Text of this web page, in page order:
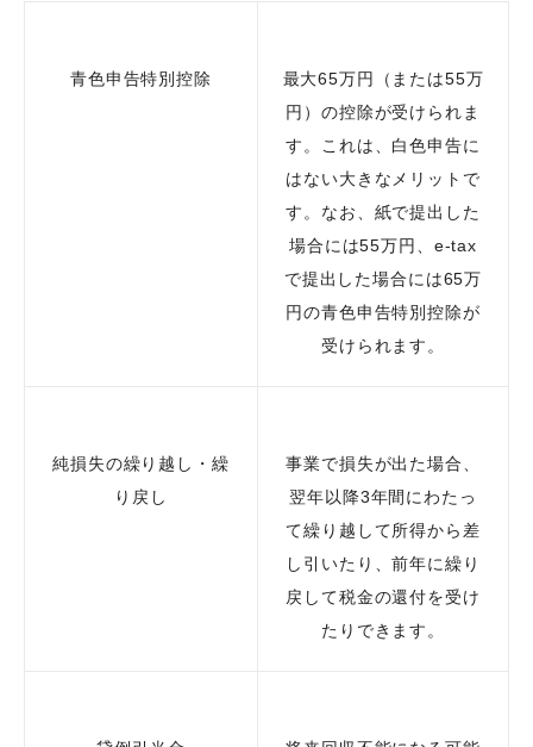
青色申告特別控除
最大65万円（または55万
円）の控除が受けられま
す。これは、白色申告に
はない大きなメリットで
す。なお、紙で提出した
場合には55万円、e-tax
で提出した場合には65万
円の青色申告特別控除が
受けられます。
純損失の繰り越し・繰
り戻し
事業で損失が出た場合、
翌年以降3年間にわたっ
て繰り越して所得から差
し引いたり、前年に繰り
戻して税金の還付を受け
たりできます。